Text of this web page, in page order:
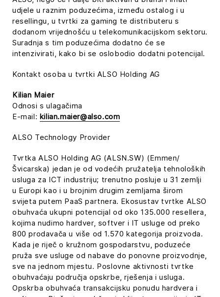
udjele u raznim poduzećima, između ostalog i u
resellingu, u tvrtki za gaming te distributeru s
dodanom vrijednošću u telekomunikacijskom sektoru.
Suradnja s tim poduzećima dodatno će se
intenzivirati, kako bi se oslobodio dodatni potencijal.
Kontakt osoba u tvrtki ALSO Holding AG
Kilian Maier
Odnosi s ulagačima
E-mail: kilian.maier@also.com
ALSO Technology Provider
Tvrtka ALSO Holding AG (ALSN.SW) (Emmen/
Švicarska) jedan je od vodećih pružatelja tehnoloških
usluga za ICT industriju; trenutno posluje u 31 zemlji
u Europi kao i u brojnim drugim zemljama širom
svijeta putem PaaS partnera. Ekosustav tvrtke ALSO
obuhvaća ukupni potencijal od oko 135.000 resellera,
kojima nudimo hardver, softver i IT usluge od preko
800 prodavača u više od 1.570 kategorija proizvoda.
Kada je riječ o kružnom gospodarstvu, poduzeće
pruža sve usluge od nabave do ponovne proizvodnje,
sve na jednom mjestu. Poslovne aktivnosti tvrtke
obuhvaćaju područja opskrbe, rješenja i usluga.
Opskrba obuhvaća transakcijsku ponudu hardvera i